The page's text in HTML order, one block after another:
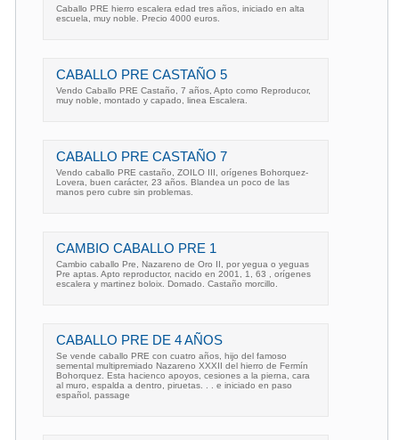
Caballo PRE hierro escalera edad tres años, iniciado en alta
escuela, muy noble. Precio 4000 euros.
CABALLO PRE CASTAÑO 5
Vendo Caballo PRE Castaño, 7 años, Apto como Reproducor,
muy noble, montado y capado, linea Escalera.
CABALLO PRE CASTAÑO 7
Vendo caballo PRE castaño, ZOILO III, orígenes Bohorquez-
Lovera, buen carácter, 23 años. Blandea un poco de las
manos pero cubre sin problemas.
CAMBIO CABALLO PRE 1
Cambio caballo Pre, Nazareno de Oro II, por yegua o yeguas
Pre aptas. Apto reproductor, nacido en 2001, 1, 63 , orígenes
escalera y martinez boloix. Domado. Castaño morcillo.
CABALLO PRE DE 4 AÑOS
Se vende caballo PRE con cuatro años, hijo del famoso
semental multipremiado Nazareno XXXII del hierro de Fermín
Bohorquez. Esta hacienco apoyos, cesiones a la pierna, cara
al muro, espalda a dentro, piruetas. . . e iniciado en paso
español, passage